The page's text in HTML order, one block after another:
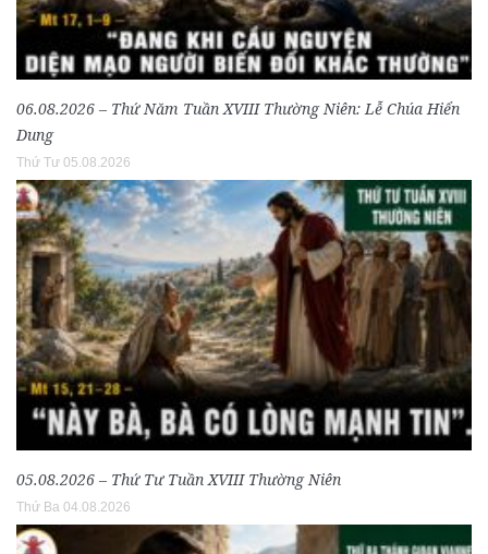
06.08.2026 – Thứ Năm Tuần XVIII Thường Niên: Lễ Chúa Hiển
Dung
Thứ Tư 05.08.2026
05.08.2026 – Thứ Tư Tuần XVIII Thường Niên
Thứ Ba 04.08.2026